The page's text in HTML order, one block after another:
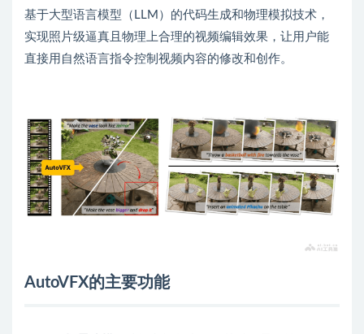
基于大型语言模型（LLM）的代码生成和物理模拟技术，
实现照片级逼真且物理上合理的视频编辑效果，让用户能
直接用自然语言指令控制视频内容的修改和创作。
AutoVFX的主要功能